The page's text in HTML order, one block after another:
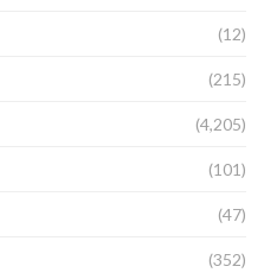
(12)
(215)
(4,205)
(101)
(47)
(352)